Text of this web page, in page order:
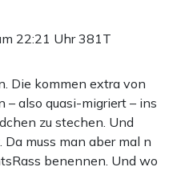
22:21 Uhr381T
Die kommen extra von
– also quasi-migriert – ins
zu stechen. Und
muss man aber mal n
benennen. Und wo